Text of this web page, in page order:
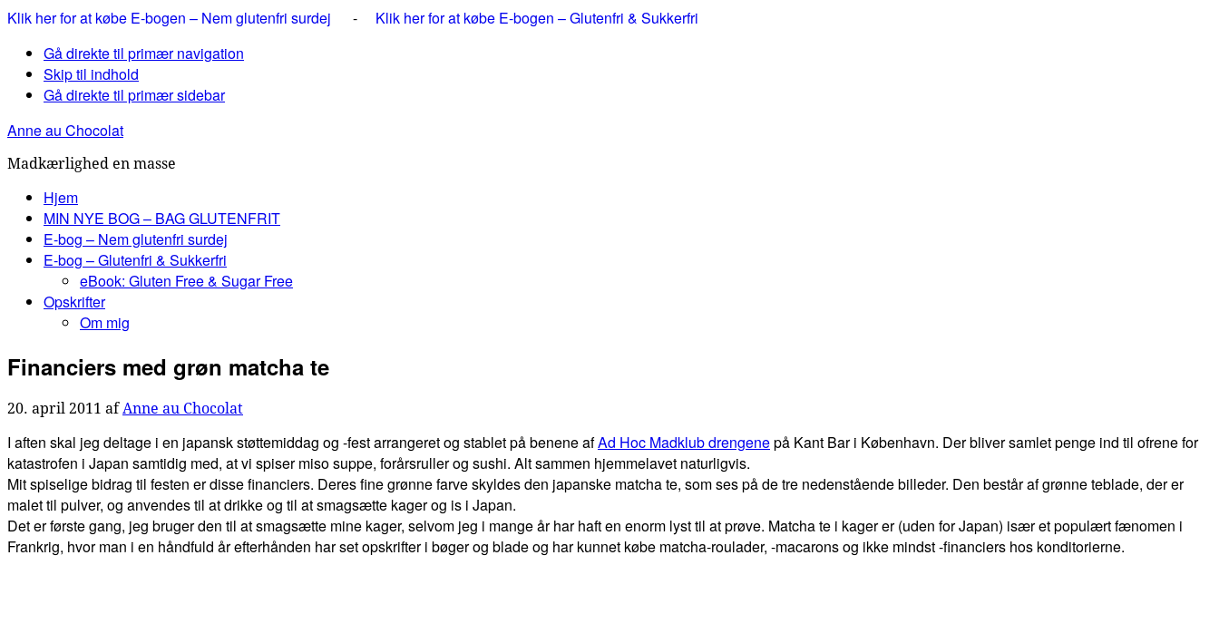
Klik her for at købe E-bogen – Nem glutenfri surdej - Klik her for at købe E-bogen – Glutenfri & Sukkerfri
Gå direkte til primær navigation
Skip til indhold
Gå direkte til primær sidebar
Anne au Chocolat
Madkærlighed en masse
Hjem
MIN NYE BOG – BAG GLUTENFRIT
E-bog – Nem glutenfri surdej
E-bog – Glutenfri & Sukkerfri
eBook: Gluten Free & Sugar Free
Opskrifter
Om mig
Financiers med grøn matcha te
20. april 2011 afAnne au Chocolat
I aften skal jeg deltage i en japansk støttemiddag og -fest arrangeret og stablet på benene afAd Hoc Madklub drengenepå Kant Bar i København. Der bliver samlet penge ind til ofrene for
katastrofen i Japan samtidig med, at vi spiser miso suppe, forårsruller og sushi. Alt sammen hjemmelavet naturligvis.
Mit spiselige bidrag til festen er disse financiers. Deres fine grønne farve skyldes den japanske matcha te, som ses på de tre nedenstående billeder. Den består af grønne teblade, der er
malet til pulver, og anvendes til at drikke og til at smagsætte kager og is i Japan.
Det er første gang, jeg bruger den til at smagsætte mine kager, selvom jeg i mange år har haft en enorm lyst til at prøve. Matcha te i kager er (uden for Japan) især et populært fænomen i
Frankrig, hvor man i en håndfuld år efterhånden har set opskrifter i bøger og blade og har kunnet købe matcha-roulader, -macarons og ikke mindst -financiers hos konditorierne.